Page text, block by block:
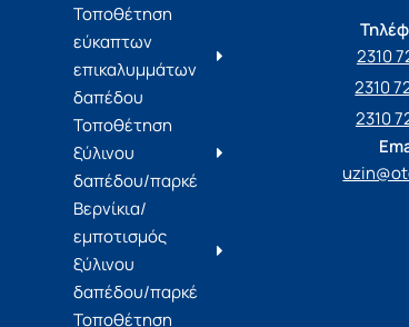
Τοποθέτηση
εύκαπτων
επικαλυμμάτων
δαπέδου
Τοποθέτηση
ξύλινου
δαπέδου/παρκέ
Βερνίκια/
εμποτισμός
ξύλινου
δαπέδου/παρκέ
Τοποθέτηση
2310
2310
2310